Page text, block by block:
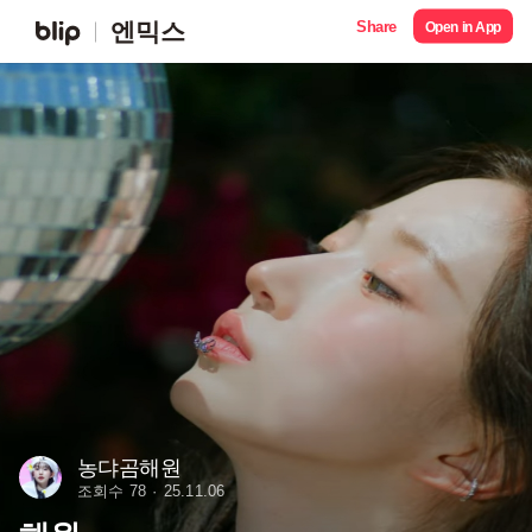
엔믹스 Share Open in App
농댜곰해원
조회수 78 25.11.06